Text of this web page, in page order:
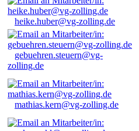
heike.huber@vg-zolling.de
gebuehren.steuern@vg-
zolling.de
mathias.kern@vg-zolling.de